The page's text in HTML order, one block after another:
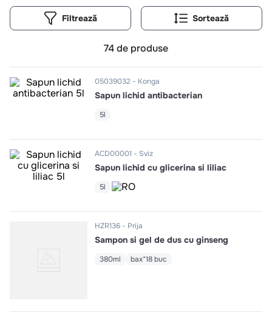
5. burger
coaste
9. croissant
10 pizza
Filtrează
74de produse
05039032 Konga
Sapun lichid antibacterian
5l
ACD00001 Sviz
Sapun lichid cu glicerina si liliac
5l
HZR136 Prija
Sampon si gel de dus cu ginseng
380ml bax*18 buc